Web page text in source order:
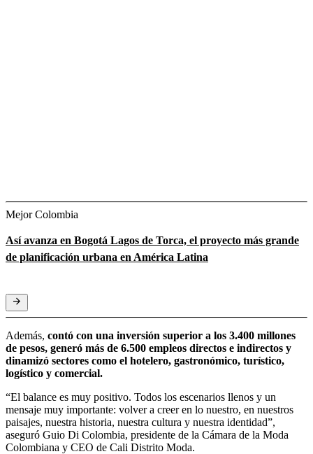
Mejor Colombia
Así avanza en Bogotá Lagos de Torca, el proyecto más grande
de planificación urbana en América Latina
Además, contó con una inversión superior a los 3.400 millones
de pesos, generó más de 6.500 empleos directos e indirectos y
dinamizó sectores como el hotelero, gastronómico, turístico,
logístico y comercial.
“El balance es muy positivo. Todos los escenarios llenos y un
mensaje muy importante: volver a creer en lo nuestro, en nuestros
paisajes, nuestra historia, nuestra cultura y nuestra identidad”,
aseguró Guio Di Colombia, presidente de la Cámara de la Moda
Colombiana y CEO de Cali Distrito Moda.